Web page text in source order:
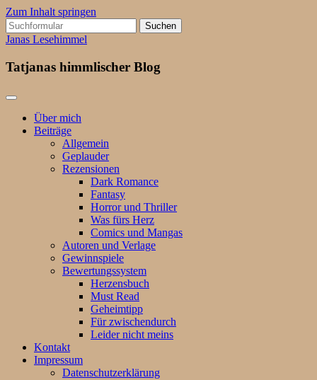
Zum Inhalt springen
Suchen
nach:
Janas Lesehimmel
Tatjanas himmlischer Blog
Über mich
Beiträge
Allgemein
Geplauder
Rezensionen
Dark Romance
Fantasy
Horror und Thriller
Was fürs Herz
Comics und Mangas
Autoren und Verlage
Gewinnspiele
Bewertungssystem
Herzensbuch
Must Read
Geheimtipp
Für zwischendurch
Leider nicht meins
Kontakt
Impressum
Datenschutzerklärung